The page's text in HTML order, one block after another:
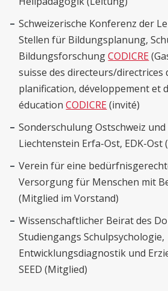
Schweizerische Konferenz der
Stellen für Bildungsplanung,
BildungsforschungCODICRE
suisse des directeurs/directrices
planification, développement et
éducationCODICRE(invité)
Sonderschulung Ostschweiz
Liechtenstein Erfa-Ost, EDK-Ost
Verein für eine
Versorgung für Menschen mit
(Mitglied im Vorstand)
Wissenschaftlicher Beirat des
Studiengangs Schulpsychologie,
Entwicklungsdiagnostik und
SEED (Mitglied)